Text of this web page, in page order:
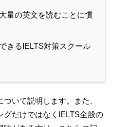
量の英文を読むことに慣
きるIELTS対策スクール
いて説明します。また、
グだけではなくIELTS全般の